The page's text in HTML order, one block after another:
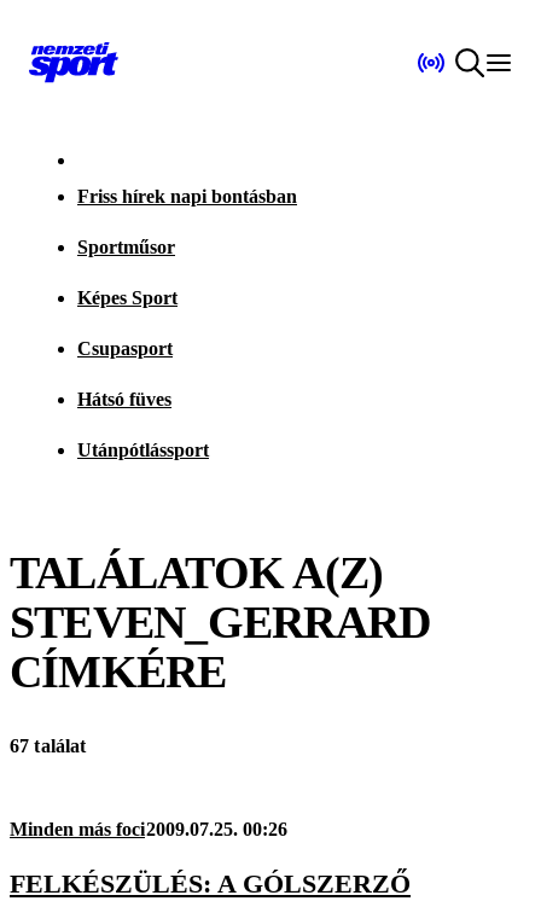
Friss hírek napi bontásban
Sportműsor
Képes Sport
Csupasport
Hátsó füves
Utánpótlássport
TALÁLATOK A(Z)
STEVEN_GERRARD
CÍMKÉRE
67 találat
Minden más foci2009.07.25. 00:26
FELKÉSZÜLÉS: A GÓLSZERZŐ